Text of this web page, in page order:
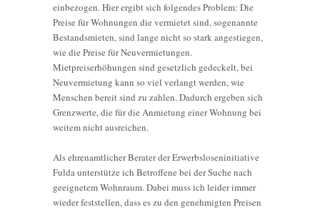
einbezogen. Hier ergibt sich folgendes Problem: Die
Preise für Wohnungen die vermietet sind, sogenannte
Bestandsmieten, sind lange nicht so stark angestiegen,
wie die Preise für Neuvermietungen.
Mietpreiserhöhungen sind gesetzlich gedeckelt, bei
Neuvermietung kann so viel verlangt werden, wie
Menschen bereit sind zu zahlen. Dadurch ergeben sich
Grenzwerte, die für die Anmietung einer Wohnung bei
weitem nicht ausreichen.
Als ehrenamtlicher Berater der Erwerbsloseninitiative
Fulda unterstütze ich Betroffene bei der Suche nach
geeignetem Wohnraum. Dabei muss ich leider immer
wieder feststellen, dass es zu den genehmigten Preisen